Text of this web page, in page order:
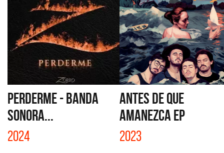
PERDERME - BANDA
SONORA...
2024
ANTES DE QUE
AMANEZCA EP
2023